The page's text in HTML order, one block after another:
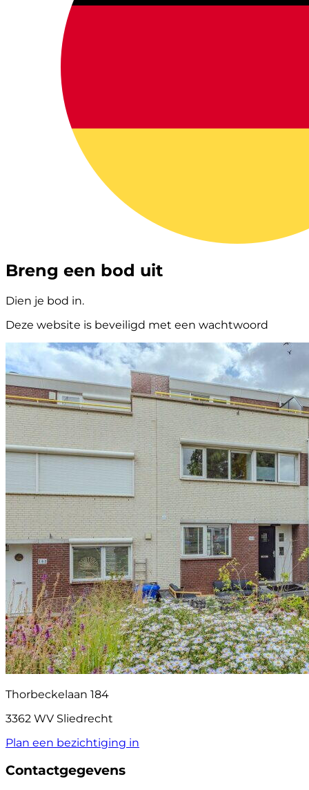
Breng een bod uit
Dien je bod in.
Deze website is beveiligd met een wachtwoord
Thorbeckelaan 184
3362 WV Sliedrecht
Plan een bezichtiging in
Contactgegevens